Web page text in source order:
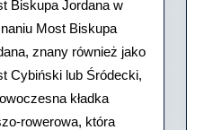
Jordana
w
Poznaniu
Biskupa Jordana w
Most Biskupa
znany również jako
Cybiński lub Śródecki,
kładka
rowerowa, która